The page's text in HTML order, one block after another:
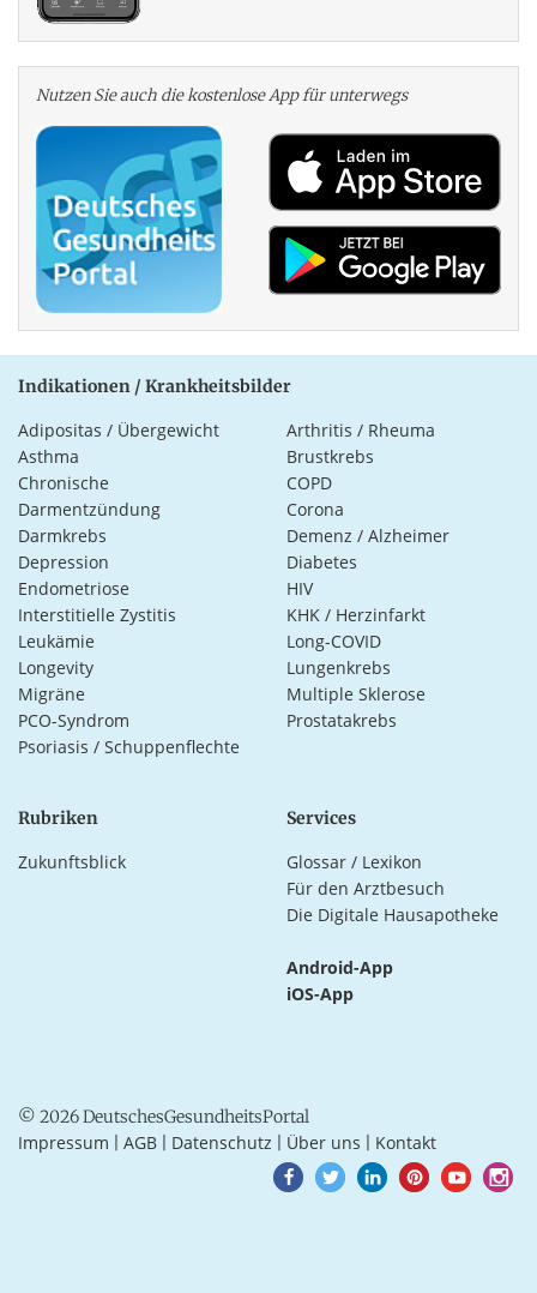
Nutzen Sie auch die kosten­lose App für unterwegs
Indikationen / Krankheitsbilder
Adipositas / Übergewicht
Arthritis / Rheuma
Asthma
Brustkrebs
Chronische
Darmentzündung
COPD
Corona
Darmkrebs
Demenz / Alzheimer
Depression
Diabetes
Endometriose
HIV
Interstitielle Zystitis
KHK / Herzinfarkt
Leukämie
Long-COVID
Longevity
Lungenkrebs
Migräne
Multiple Sklerose
PCO-Syndrom
Prostatakrebs
Psoriasis / Schuppenflechte
Rubriken
Zukunftsblick
Services
Glossar / Lexikon
Für den Arztbesuch
Die Digitale Hausapotheke
Android-App
iOS-App
© 2026 DeutschesGesundheitsPortal
Impressum AGB Datenschutz Über uns Kontakt